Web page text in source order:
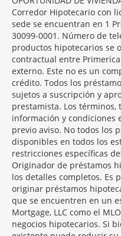
Corredor Hipotecario con
sede se encuentran en 1
30099-0001. Número de
productos hipotecarios se
contractual entre
externo. Este no es un
crédito. Todos los
sujetos a suscripción y
prestamista. Los términos,
información y condiciones
previo aviso. No todos los
disponibles en todos los
restricciones específicas
Originador de préstamos
los detalles completos. Es
originar préstamos
que se encuentren en un
Mortgage, LLC como el
negocios hipotecarios. Si